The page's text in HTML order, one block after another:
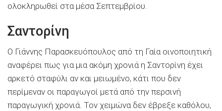
ολοκληρωθεί στα μέσα Σεπτεμβρίου.
Σαντορίνη
Ο Γιάννης Παρασκευόπουλος από τη Γαία οινοποιητική
αναφέρει πως για μια ακόμη χρονιά η Σαντορίνη έχει
αρκετό σταφύλι αν και μειωμένο, κάτι που δεν
περίμεναν οι παραγωγοί μετά από την περσινή
παραγωγική χρονιά. Τον χειμώνα δεν έβρεξε καθόλου,